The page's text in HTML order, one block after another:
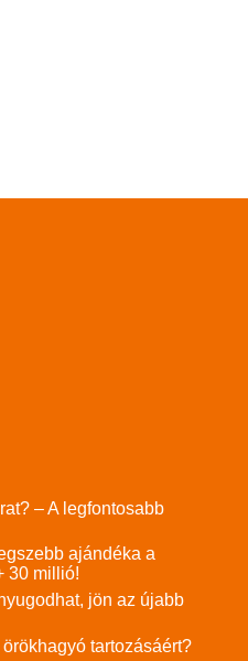
– A legfontosabb
ajándéka a
30 millió!
jön az újabb
tartozásáért?